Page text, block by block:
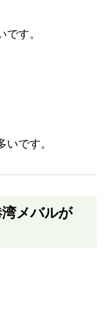
す。
です。
メバルが